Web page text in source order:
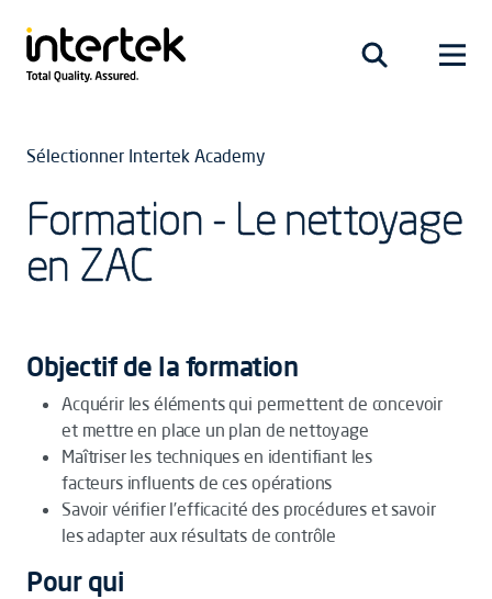
Sélectionner Intertek Academy
Formation - Le nettoyage
en ZAC
Objectif de la formation
Acquérir les éléments qui permettent de concevoir
et mettre en place un plan de nettoyage
Maîtriser les techniques en identifiant les
facteurs influents de ces opérations
Savoir vérifier l’efficacité des procédures et savoir
les adapter aux résultats de contrôle
Pour qui